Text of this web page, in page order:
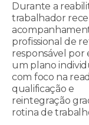
Durante a
trabalhador
profissional de
responsável por
um plano
com foco na
qualificação e
reintegração
rotina de